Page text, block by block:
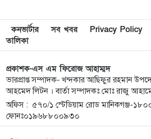
দ্বিতীয় রানওয়ে ছাড়া থার্ড
৯
অনৈতিক কর্মকাণ্ডের অভিযোগে
স্টাফ রিপোর্টার শামীম আহমদকে
১০
জুলাই অভ্যুত্থানের দুই বছর:
এমপিরা কে কোথায়? ​
১১
কনভার্টার সব খবর Privacy Policy
তালিকা
প্রকাশক-এস এম ফিরোজ আহাম্মদ
ভারপ্রাপ্ত সম্পাদক- খন্দকার আছিফুর রহমান
আহমেদ লিটন । বার্তা সম্পাদকঃ মোঃ রাজু
অফিস : ৫৭০/১ স্টেডিয়াম রোড মানিকগঞ্জ-১৮০০
ফোনঃ০১৯৬৮৮০০৯৩০